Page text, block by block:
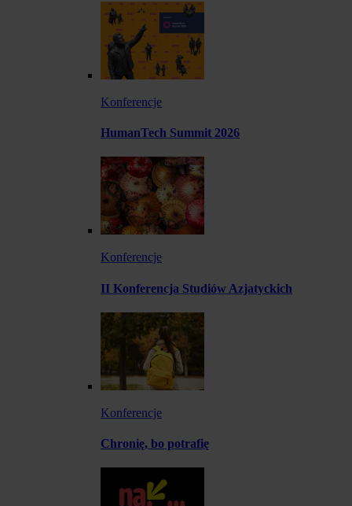
Konferencje
HumanTech Summit 2026
Konferencje
II Konferencja Studiów Azjatyckich
Konferencje
Chronię, bo potrafię